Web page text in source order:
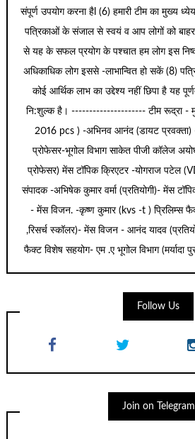
संपूर्ण उपयोग करना हैl (6) हमारी टीम का मुख्य
पत्रिकाओं के संजाल से स्वयं व आप लोगों को बाहर
से यह के सफल प्रयोग के पश्चात हम लोग इस
अधिकाधिक लोग इससे -लाभान्वित हो सकें (8)
कोई आर्थिक लाभ का उद्देश्य नहीं छिपा है यह
नि:शुल्क है। --------------------- टीम रूद्रा -
2016 pcs ) -अभिनव आनंद (डायट
प्रोफेसर-भूगोल विभाग साकेत पीजी कॉलेज
प्रोफेसर) मेंस टॉपिक क्रिएटर -योगराज पटेल
संपादक -अभिषेक कुमार वर्मा (प्रतियोगी)- मेंस
- मेंस विजन. -कृष्ण कुमार (kvs -t ) प्रिलिम्स
,रिसर्च स्कॉलर)- मेंस विजन - आनंद यादव
फैक्ट विशेष सहयोग- एम .ए भूगोल विभाग (मर्यादा
Follow Us
Join on Telegram